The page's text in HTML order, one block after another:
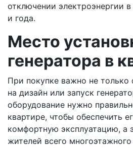
отключении электроэнергии
и года.
Место
генератора в
При покупке важно не только
на дизайн или запуск
оборудование нужно
квартире, чтобы обеспечить
комфортную эксплуатацию, а
жителей всего